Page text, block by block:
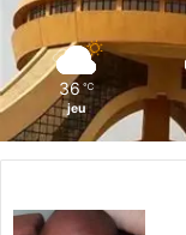
k
36 ℃
jeu